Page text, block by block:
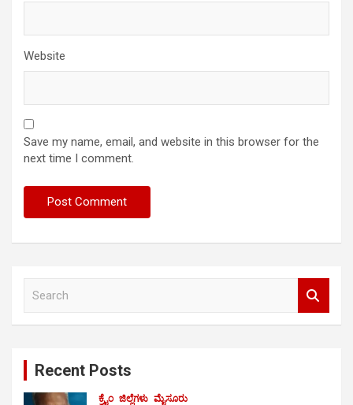
Website
Save my name, email, and website in this browser for the
next time I comment.
Recent Posts
ಕ್ರೈಂ ಜಿಲ್ಲೆಗಳು ಮೈಸೂರು